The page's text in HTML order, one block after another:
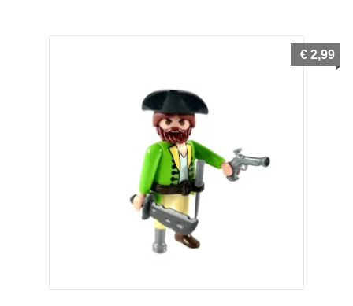
€ 2,99